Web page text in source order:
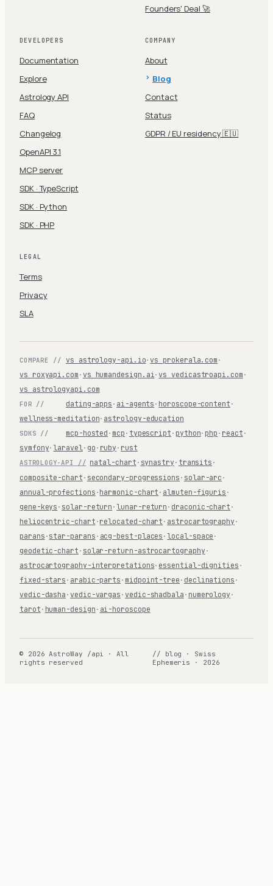
Founders' Deal 🚀
DEVELOPERS
Documentation
Explore
Astrology API
FAQ
Changelog
OpenAPI 3.1
MCP server
SDK · TypeScript
SDK · Python
SDK · PHP
COMPANY
About
Blog
Contact
Status
GDPR / EU residency 🇪🇺
LEGAL
Terms
Privacy
SLA
COMPARE // vs astrology-api.io·vs prokerala.com ·
vs roxyapi.com · vs humandesign.ai·vs vedicastroapi.com ·
vs astrologyapi.com
FOR // dating-apps · ai-agents · horoscope-content ·
wellness-meditation· astrology-education
SDKS // mcp-hosted · mcp · typescript · python· php · react ·
symfony·laravel· go · ruby · rust
ASTROLOGY-API // natal-chart · synastry · transits ·
composite-chart · secondary-progressions · solar-arc ·
annual-profections · harmonic-chart · almuten-figuris ·
gene-keys · solar-return ·lunar-return · draconic-chart ·
heliocentric-chart · relocated-chart · astrocartography ·
parans · star-parans · acg-best-places ·local-space ·
geodetic-chart · solar-return-astrocartography ·
astrocartography-interpretations· essential-dignities ·
fixed-stars · arabic-parts · midpoint-tree · declinations ·
vedic-dasha ·vedic-vargas ·vedic-shadbala · numerology ·
tarot · human-design · ai-horoscope
© 2026 AstroWay /api · All
rights reserved
// blog · Swiss
Ephemeris · 2026